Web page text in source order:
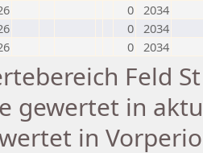
0 2034
0 2034
0 2034
Feld
gewertet in
in